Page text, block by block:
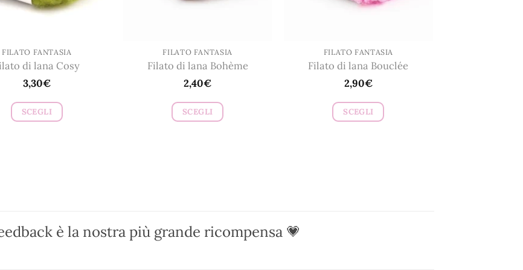
pagina
pagina
pagina
FILATO FANTASIA
di lana Cosy
3,30€
SCEGLI
opzioni
possono
FILATO FANTASIA
Filato di lana Bohème
2,40€
SCEGLI
opzioni
possono
FILATO FANTASIA
Filato di lana Bouclée
2,90€
SCEGLI
è la nostra più grande ricompensa 💗